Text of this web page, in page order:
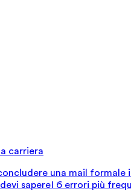
carriera
una mail formale
sapereI 6 errori più